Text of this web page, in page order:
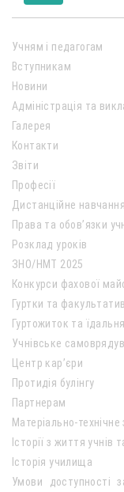
Учням і педагогам
Вступникам
Новини
Адміністрація та
Галерея
Контакти
Звіти
Професії
Дистанційне навчання
Права та обов’язки
Розклад уроків
ЗНО/НМТ 2025
Конкурси фахової
Гуртки та
Гуртожиток та їдальня
Учнівське
Центр кар’єри
Протидія булінгу
Партнерам
Матеріально-
Історії з життя учнів
Історія училища
Умови доступності